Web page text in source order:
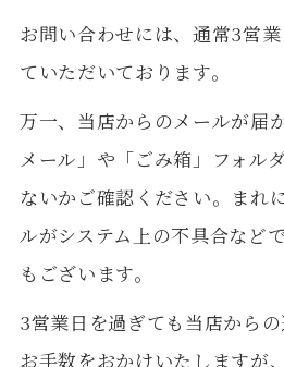
お問い合わせには、通常3営
ていただいております。
万一、当店からのメールが届
メール」や「ごみ箱」フォル
ないかご確認ください。まれ
ルがシステム上の不具合など
もございます。
3営業日を過ぎても当店からの
お手数をおかけいたしますが